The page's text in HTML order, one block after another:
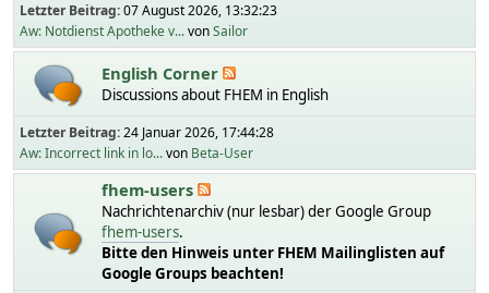
Letzter Beitrag:07 August 2026, 13:32:23
Aw: Notdienst Apotheke v...vonSailor
English Corner
Discussions about FHEM in English
Letzter Beitrag:24 Januar 2026, 17:44:28
Aw: Incorrect link in lo...von Beta-User
fhem-users
Nachrichtenarchiv (nur lesbar) der Google Group
fhem-users.
Bitte den Hinweis unter FHEM Mailinglisten auf
Google Groups beachten!